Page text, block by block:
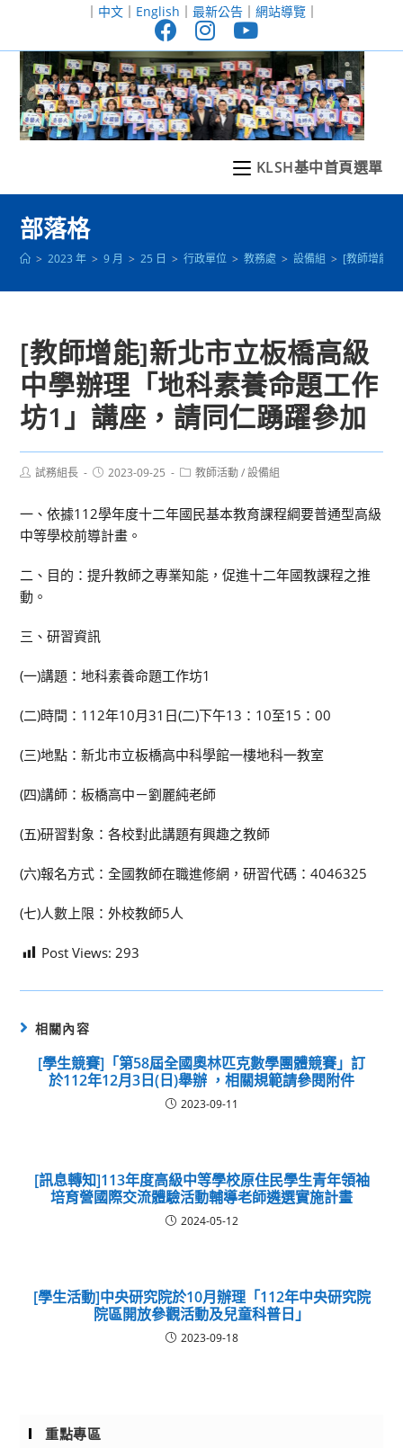
至
｜ 中文｜ English ｜ 最新公告｜ 網站導覽｜
KLSH基中首頁選單
部落格
> 2023 年 > 9 月 > 25 日 > 行政單位 > 教務處 > 設備組 > [教師增能]
[教師增能]新北市立板橋高級
中學辦理「地科素養命題工作
坊1」講座，請同仁踴躍參加
Post試務組長
Post2023-09-25
Post教師活動 / 設備組
一、依據112學年度十二年國民基本教育課程綱要普通型高級
中等學校前導計畫。
二、目的：提升教師之專業知能，促進十二年國教課程之推
動。
三、研習資訊
(一)講題：地科素養命題工作坊1
(二)時間：112年10月31日(二)下午13：10至15：00
(三)地點：新北市立板橋高中科學館一樓地科一教室
(四)講師：板橋高中－劉麗純老師
(五)研習對象：各校對此講題有興趣之教師
(六)報名方式：全國教師在職進修網，研習代碼：4046325
(七)人數上限：外校教師5人
Post Views: 293
相關內容
[學生競賽]「第58屆全國奧林匹克數學團體競賽」訂
於112年12月3日(日)舉辦 ，相關規範請參閱附件
2023-09-11
[訊息轉知]113年度高級中等學校原住民學生青年領袖
培育營國際交流體驗活動輔導老師遴選實施計畫
2024-05-12
[學生活動]中央研究院於10月辦理「112年中央研究院
院區開放參觀活動及兒童科普日」
2023-09-18
重點專區